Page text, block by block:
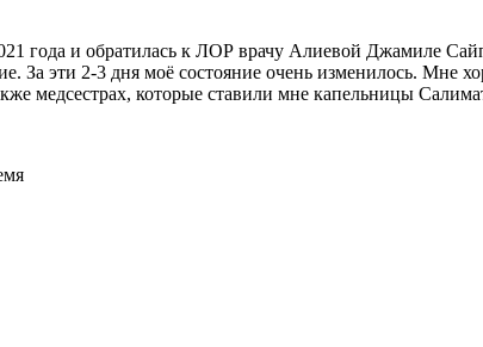
года и обратилась к ЛОР врачу Алиевой Джамиле
За эти 2-3 дня моё состояние очень изменилось.
медсестрах, которые ставили мне капельницы